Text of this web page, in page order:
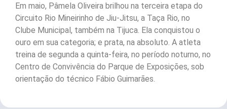
Em maio, Pâmela Oliveira brilhou na terceira etapa do
Circuito Rio Mineirinho de Jiu-Jitsu, a Taça Rio, no
Clube Municipal, também na Tijuca. Ela conquistou o
ouro em sua categoria; e prata, na absoluto. A atleta
treina de segunda a quinta-feira, no período noturno, no
Centro de Convivência do Parque de Exposições, sob
orientação do técnico Fábio Guimarães.